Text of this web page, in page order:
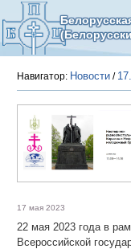
Навигатор: Новости /
17 мая 2023
22 мая 2023 года в
Всероссийской